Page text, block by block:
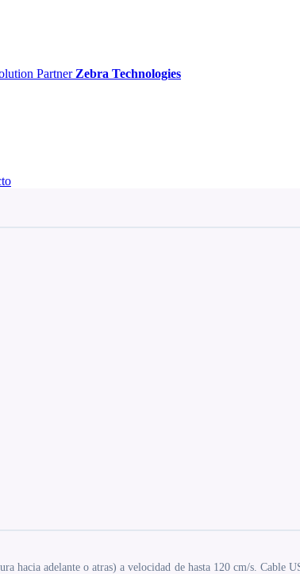
Partner Zebra Technologies
hacia adelante o atras) a velocidad de hasta 120 cm/s. Cable